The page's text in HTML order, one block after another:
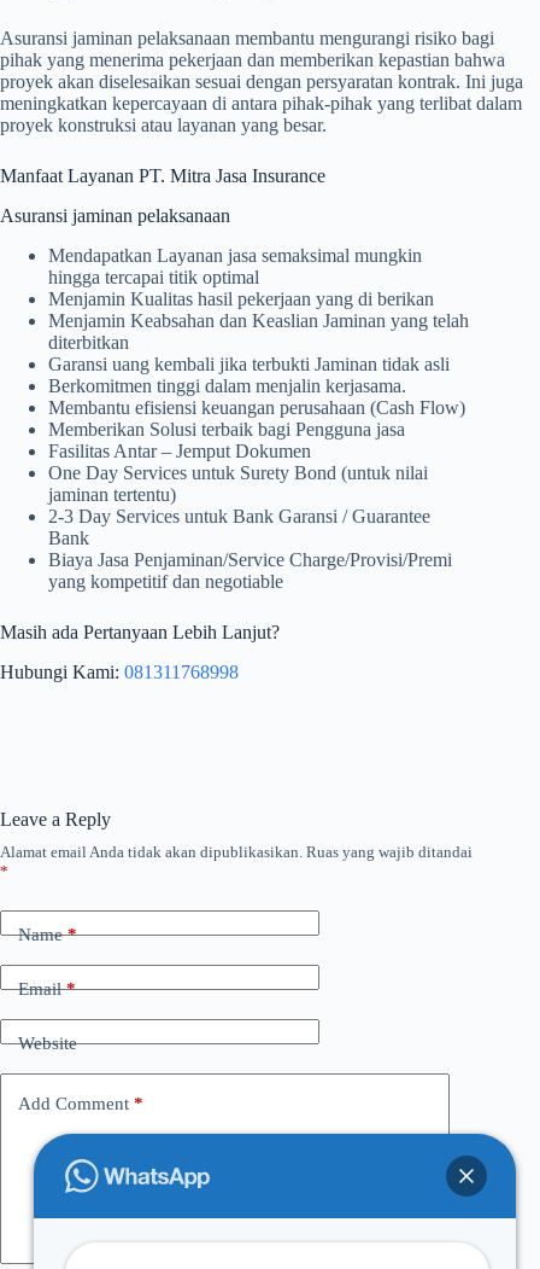
Asuransi jaminan pelaksanaan membantu mengurangi risiko bagi
pihak yang menerima pekerjaan dan memberikan kepastian bahwa
proyek akan diselesaikan sesuai dengan persyaratan kontrak. Ini juga
meningkatkan kepercayaan di antara pihak-pihak yang terlibat dalam
proyek konstruksi atau layanan yang besar.
Manfaat Layanan PT. Mitra Jasa Insurance
Asuransi jaminan pelaksanaan
Mendapatkan Layanan jasa semaksimal mungkin
hingga tercapai titik optimal
Menjamin Kualitas hasil pekerjaan yang di berikan
Menjamin Keabsahan dan Keaslian Jaminan yang telah
diterbitkan
Garansi uang kembali jika terbukti Jaminan tidak asli
Berkomitmen tinggi dalam menjalin kerjasama.
Membantu efisiensi keuangan perusahaan (Cash Flow)
Memberikan Solusi terbaik bagi Pengguna jasa
Fasilitas Antar – Jemput Dokumen
One Day Services untuk Surety Bond (untuk nilai
jaminan tertentu)
2-3 Day Services untuk Bank Garansi / Guarantee
Bank
Biaya Jasa Penjaminan/Service Charge/Provisi/Premi
yang kompetitif dan negotiable
Masih ada Pertanyaan Lebih Lanjut?
Hubungi Kami: 081311768998
Leave a Reply
Alamat email Anda tidak akan dipublikasikan. Ruas yang wajib ditandai
*
Name*
Email*
Website
Add Comment *